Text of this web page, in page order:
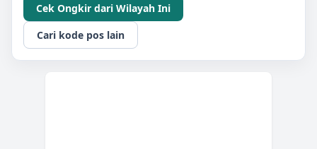
Cek Ongkir dari Wilayah Ini
Cari kode pos lain